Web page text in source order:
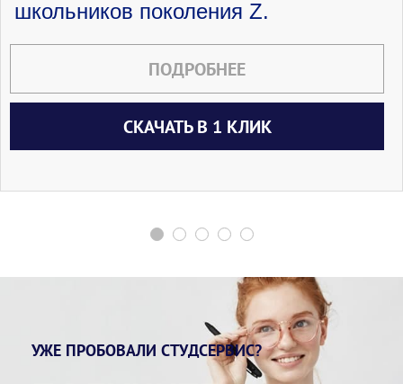
школьников поколения Z.
ПОДРОБНЕЕ
СКАЧАТЬ В 1 КЛИК
УЖЕ ПРОБОВАЛИ СТУДСЕРВИС?